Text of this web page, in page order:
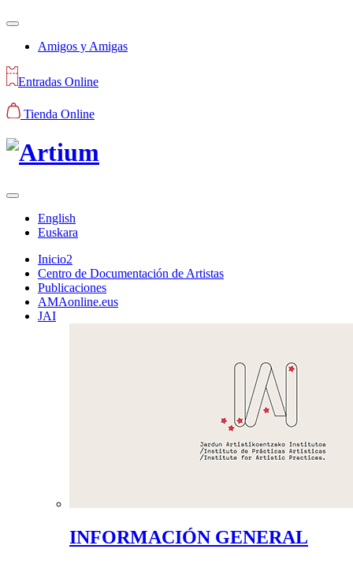
Amigos y Amigas
Entradas Online
Tienda Online
English
Euskara
Inicio2
Centro de Documentación de Artistas
Publicaciones
AMAonline.eus
JAI
INFORMACIÓN GENERAL